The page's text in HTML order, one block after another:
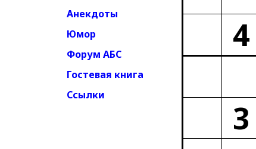
Анекдоты
Юмор
Форум АБС
Гостевая книга
Ссылки
4
3